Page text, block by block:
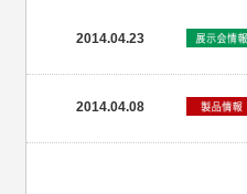
2014.04.23
2014.04.08